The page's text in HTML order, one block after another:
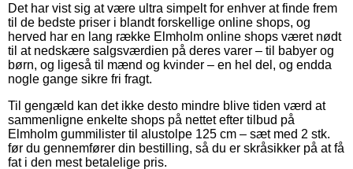
Det har vist sig at være ultra simpelt for enhver at finde frem
til de bedste priser i blandt forskellige online shops, og
herved har en lang række Elmholm online shops været nødt
til at nedskære salgsværdien på deres varer – til babyer og
børn, og ligeså til mænd og kvinder – en hel del, og endda
nogle gange sikre fri fragt.
Til gengæld kan det ikke desto mindre blive tiden værd at
sammenligne enkelte shops på nettet efter tilbud på
Elmholm gummilister til alustolpe 125 cm – sæt med 2 stk.
før du gennemfører din bestilling, så du er skråsikker på at få
fat i den mest betalelige pris.